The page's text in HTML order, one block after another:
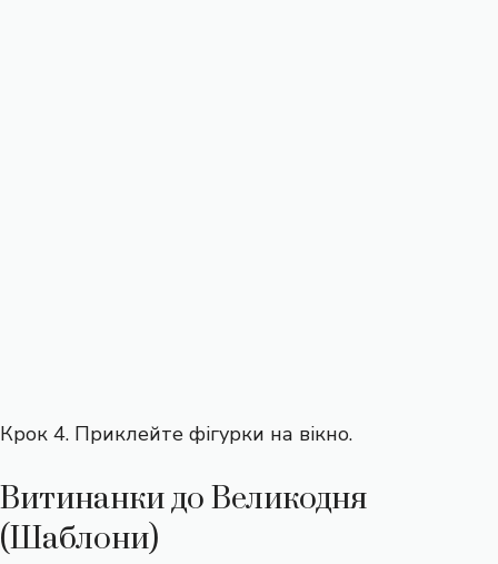
Крок 4. Приклейте фігурки на вікно.
Витинанки до Великодня
(Шаблони)